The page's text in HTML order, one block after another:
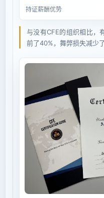
持证薪酬优势
与没有CFE的组织相比，
前了40%，舞弊损失减少